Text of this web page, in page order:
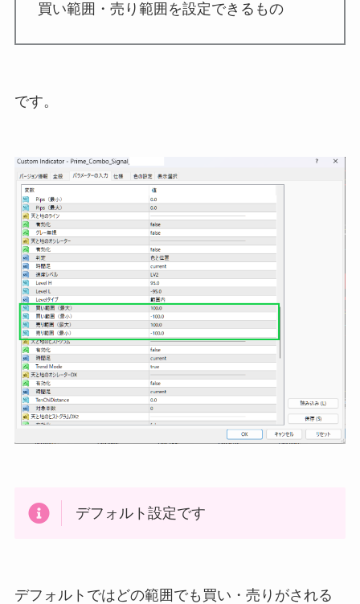
買い範囲・売り範囲を設定できるもの
です。
デフォルト設定です
デフォルトではどの範囲でも買い・売りがされる